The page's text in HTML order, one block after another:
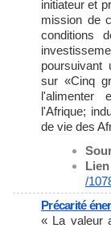
initiateur et
mission de
conditions
poursuivant
sur «Cinq
l'alimenter
l'Afrique;
de vie des
/
Précarité
« La valeur